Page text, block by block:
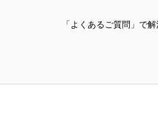
「よくあるご質問」で